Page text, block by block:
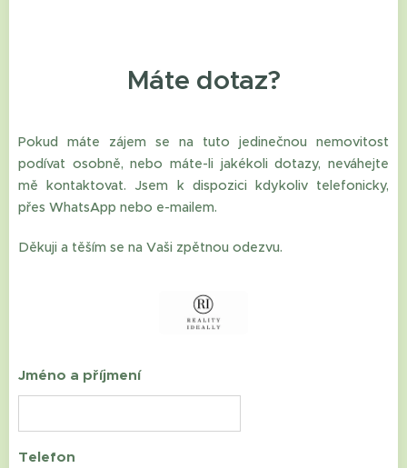
Máte dotaz?
Pokud máte zájem se na tuto jedinečnou nemovitost
podívat osobně, nebo máte-li jakékoli dotazy, neváhejte
mě kontaktovat. Jsem k dispozici kdykoliv telefonicky,
přes WhatsApp nebo e-mailem.
Děkuji a těším se na Vaši zpětnou odezvu.
Jméno a příjmení
Telefon